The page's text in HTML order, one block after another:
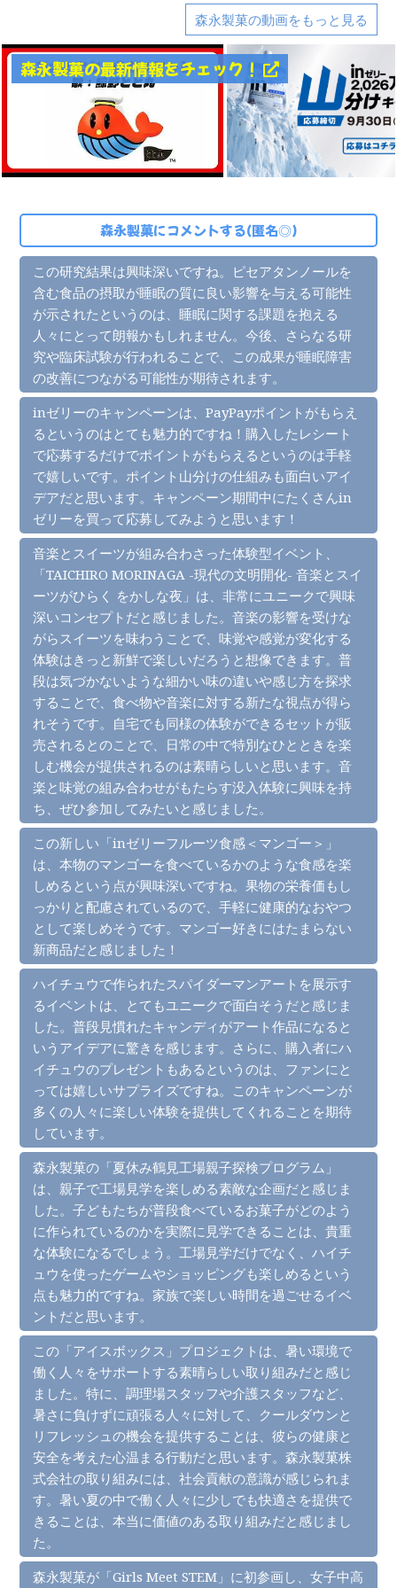
森永製菓の動画をもっと見る
森永製菓の最新情報をチェック！
森永製菓にコメントする(匿名◎)
この研究結果は興味深いですね。ピセアタンノールを
含む食品の摂取が睡眠の質に良い影響を与える可能性
が示されたというのは、睡眠に関する課題を抱える
人々にとって朗報かもしれません。今後、さらなる研
究や臨床試験が行われることで、この成果が睡眠障害
の改善につながる可能性が期待されます。
inゼリーのキャンペーンは、PayPayポイントがもらえ
るというのはとても魅力的ですね！購入したレシート
で応募するだけでポイントがもらえるというのは手軽
で嬉しいです。ポイント山分けの仕組みも面白いアイ
デアだと思います。キャンペーン期間中にたくさんin
ゼリーを買って応募してみようと思います！
音楽とスイーツが組み合わさった体験型イベント、
「TAICHIRO MORINAGA -現代の文明開化- 音楽とスイ
ーツがひらく をかしな夜」は、非常にユニークで興味
深いコンセプトだと感じました。音楽の影響を受けな
がらスイーツを味わうことで、味覚や感覚が変化する
体験はきっと新鮮で楽しいだろうと想像できます。普
段は気づかないような細かい味の違いや感じ方を探求
することで、食べ物や音楽に対する新たな視点が得ら
れそうです。自宅でも同様の体験ができるセットが販
売されるとのことで、日常の中で特別なひとときを楽
しむ機会が提供されるのは素晴らしいと思います。音
楽と味覚の組み合わせがもたらす没入体験に興味を持
ち、ぜひ参加してみたいと感じました。
この新しい「inゼリーフルーツ食感＜マンゴー＞」
は、本物のマンゴーを食べているかのような食感を楽
しめるという点が興味深いですね。果物の栄養価もし
っかりと配慮されているので、手軽に健康的なおやつ
として楽しめそうです。マンゴー好きにはたまらない
新商品だと感じました！
ハイチュウで作られたスパイダーマンアートを展示す
るイベントは、とてもユニークで面白そうだと感じま
した。普段見慣れたキャンディがアート作品になると
いうアイデアに驚きを感じます。さらに、購入者にハ
イチュウのプレゼントもあるというのは、ファンにと
っては嬉しいサプライズですね。このキャンペーンが
多くの人々に楽しい体験を提供してくれることを期待
しています。
森永製菓の「夏休み鶴見工場親子探検プログラム」
は、親子で工場見学を楽しめる素敵な企画だと感じま
した。子どもたちが普段食べているお菓子がどのよう
に作られているのかを実際に見学できることは、貴重
な体験になるでしょう。工場見学だけでなく、ハイチ
ュウを使ったゲームやショッピングも楽しめるという
点も魅力的ですね。家族で楽しい時間を過ごせるイベ
ントだと思います。
この「アイスボックス」プロジェクトは、暑い環境で
働く人々をサポートする素晴らしい取り組みだと感じ
ました。特に、調理場スタッフや介護スタッフなど、
暑さに負けずに頑張る人々に対して、クールダウンと
リフレッシュの機会を提供することは、彼らの健康と
安全を考えた心温まる行動だと思います。森永製菓株
式会社の取り組みには、社会貢献の意識が感じられま
す。暑い夏の中で働く人々に少しでも快適さを提供で
きることは、本当に価値のある取り組みだと感じまし
た。
森永製菓が「Girls Meet STEM」に初参画し、女子中高